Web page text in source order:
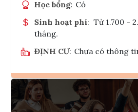
Học bổng: Có
Sinh hoạt phí: Từ 1.700 -
tháng.
ĐỊNH CƯ: Chưa có thông
Ghi danh